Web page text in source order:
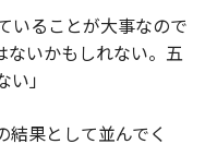
いることが大事なので
ないかもしれない。五
」
結果として並んでく